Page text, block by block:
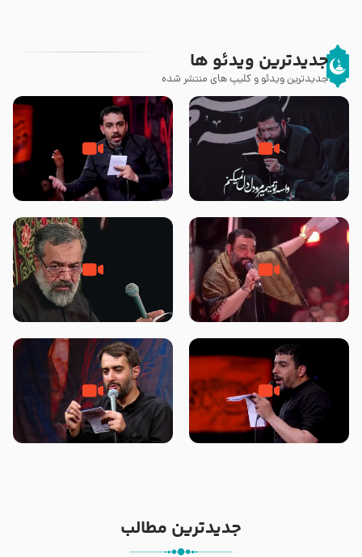
جدیدترین ویدئو ها
جدیدترین ویدئو و کلیپ های منتشر شده
مصداق کربلا – حاج حسین سیب
سرخی
شور ، حسینا! به‌ حق زهرا «أُنْظُرْ
إِلَینا» – عزاداری شب هفتم ماه
جانا جانا ابی عبدالله – کربلایی جواد
مقدم – شب هشتم محرم 1448 –
مادر منم مثل تو خمیدم – حاج
محمود کریمی – شهادت حضرت
هیئت رایة العباس علیه السلام
تک ، عبّاس، صاحب دل‌هاست –
حاج حنیف طاهری – عزاداری شب
من غلام نوکراتم من عاشق کربلاتم
– شور زمینه – شب هفتم – محرم
جدیدترین مطالب